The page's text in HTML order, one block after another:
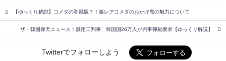
【ゆっくり解説】コメダの和風版？！激レアコメダのおかげ庵の魅力について
ザ・韓国仰天ニュース！徴用工判事、韓国国26万人が判事弾劾要求【ゆっくり解説】
Twitterでフォローしよう